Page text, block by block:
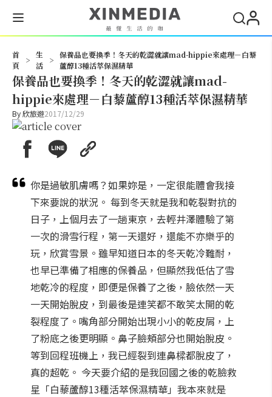
首
頁
>
生
活
>
保養品也要換季！冬天的乾澀就讓mad-hippie來處理－白藜
蘆醇13種活萃保濕精華
保養品也要換季！冬天的乾澀就讓mad-
hippie來處理－白藜蘆醇13種活萃保濕精華
By欣旅遊2017/12/29
你是過敏肌膚嗎？如果妳是，一定很能體會我接
下來要說的狀況。 每到冬天就是我和乾裂對抗的
日子，上個月去了一趟東京，去輕井澤體驗了第
一次的滑雪行程，第一天還好，還能不亦樂乎的
玩，欣賞雪景。雖早知道日本的冬天乾冷難耐，
也早已準備了相應的保養品，但顯然我低估了雪
地乾冷的程度，即便是保養了之後，臉依然一天
一天開始脫皮，到最後是連笑都不敢笑太開的乾
裂程度了。嘴角部分開始出現小小的乾皮屑，上
了粉底之後更明顯。鼻子臉頰部分也開始脫皮。
等到回程班機上，我已經裂到連鼻樑都脫皮了，
真的超乾。 今天要介紹的是我回國之後的乾臉救
星「白藜蘆醇13種活萃保濕精華」我本來就是